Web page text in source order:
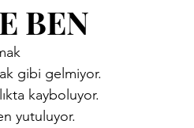
BEN
gibi gelmiyor.
kayboluyor.
yutuluyor.